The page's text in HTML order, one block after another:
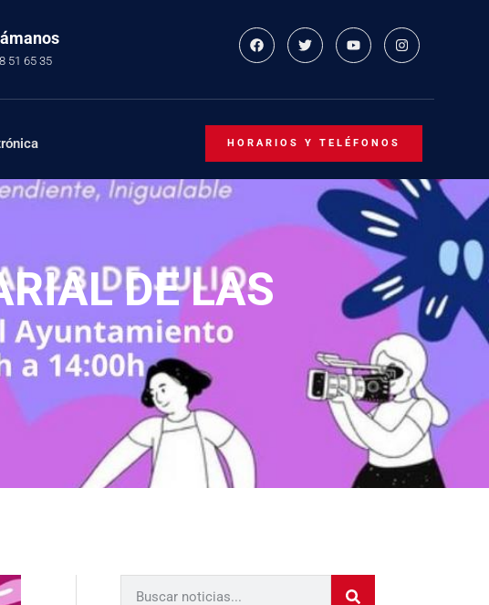
51 65 35
HORARIOS Y TELÉFONOS
DE LAS